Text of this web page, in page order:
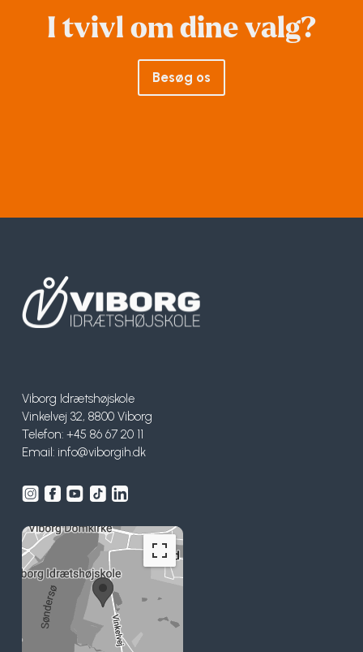
I tvivl om dine valg?
Besøg os
Viborg Idrætshøjskole
Vinkelvej 32, 8800 Viborg
Telefon: +45 86 67 20 11
Email: info@viborgih.dk